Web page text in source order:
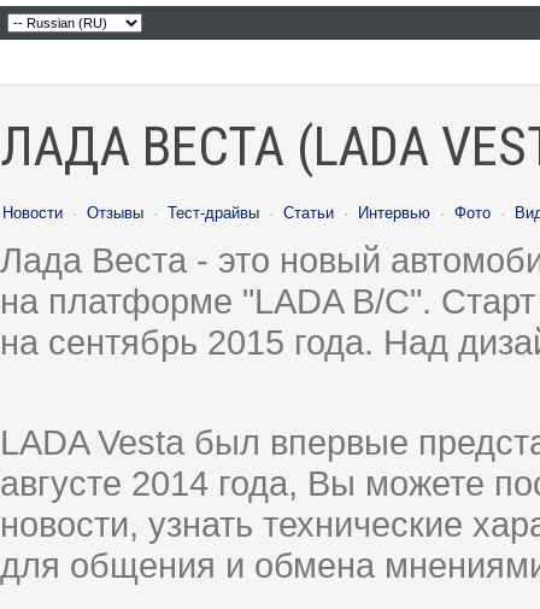
ЛАДА ВЕСТА (LADA
Новости · Отзывы · Тест-драйвы · Статьи · Интервью · Фото ·
Лада Веста - это новый
на платформе "LADA B/C".
на сентябрь 2015 года. Над
LADA Vesta был впервые
августе 2014 года, Вы можете
новости, узнать технические
для общения и обмена